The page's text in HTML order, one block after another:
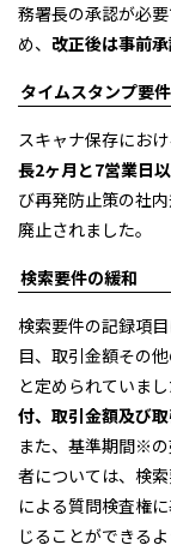
務署長の承認が必
め、 改正後は事前
タイムスタンプ要
スキャナ保存にお
長2ヶ月と7営業日
び再発防止策の社
廃止されました。
検索要件の緩和
検索要件の記録項
目、取引金額その
と定められていまし
付、取引金額及び
また、基準期間※
者については、検
による質問検査権
じることができる